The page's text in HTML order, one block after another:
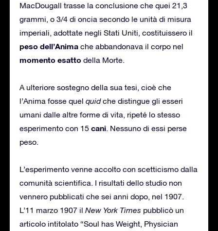
MacDougall trasse la conclusione che quei 21,3
grammi, o 3/4 di oncia secondo le unità di misura
imperiali, adottate negli Stati Uniti, costituissero il
peso dell’Anima che abbandonava il corpo nel
momento esatto della Morte.
A ulteriore sostegno della sua tesi, cioè che
l’Anima fosse quel quidche distingue gli esseri
umani dalle altre forme di vita, ripeté lo stesso
esperimento con 15 cani. Nessuno di essi perse
peso.
L’esperimento venne accolto con scetticismo dalla
comunità scientifica. I risultati dello studio non
vennero pubblicati che sei anni dopo, nel 1907.
L’11 marzo 1907 il New York Times pubblicò un
articolo intitolato “Soul has Weight, Physician